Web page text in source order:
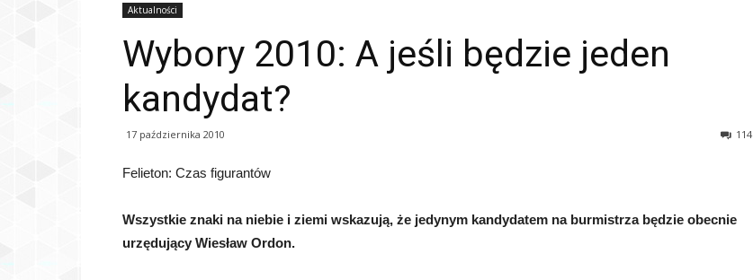
Aktualności
Wybory 2010: A jeśli będzie jeden
kandydat?
17 października 2010 114
Felieton: Czas figurantów
Wszystkie znaki na niebie i ziemi wskazują, że jedynym kandydatem na burmistrza będzie obecnie
urzędujący Wiesław Ordon.